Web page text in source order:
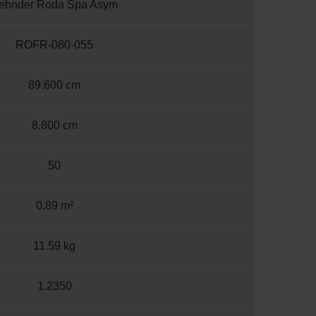
Roda Spa Asym
ROFR-080-055
89.600 cm
8.800 cm
50
0.89 m²
11.59 kg
1.2350